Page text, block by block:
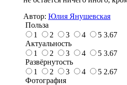
Автор: Юлия Янушевская
Польза
1
2 3 4 5 3.67
Актуальность
1
2 3 4 5 3.67
Развёрнутость
1
2 3 4 5 2.67
Фотография